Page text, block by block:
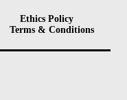
Ethics Policy
Terms & Conditions